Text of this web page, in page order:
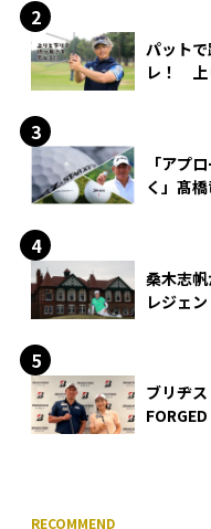
パット
レ！ 上
「アプ
く」髙
桑木志
レジェ
ブリヂ